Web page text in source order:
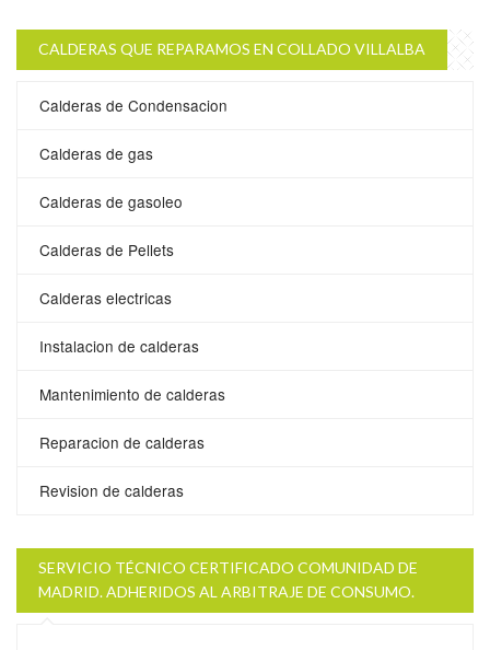
CALDERAS QUE REPARAMOS EN COLLADO VILLALBA
Calderas de Condensacion
Calderas de gas
Calderas de gasoleo
Calderas de Pellets
Calderas electricas
Instalacion de calderas
Mantenimiento de calderas
Reparacion de calderas
Revision de calderas
SERVICIO TÉCNICO CERTIFICADO COMUNIDAD DE
MADRID. ADHERIDOS AL ARBITRAJE DE CONSUMO.